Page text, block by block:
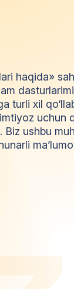
haqida»
turli xil
uchun
Biz ushbu